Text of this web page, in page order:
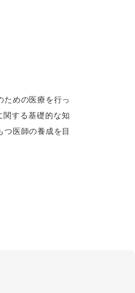
ための医療を行っ
する基礎的な知
医師の養成を目